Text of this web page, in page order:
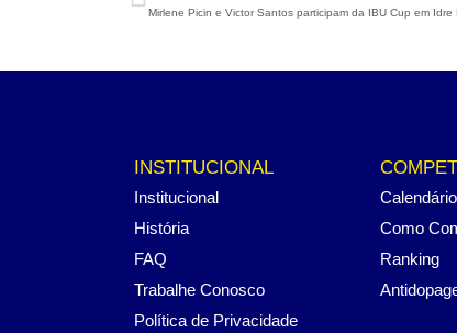
Mirlene Picin e Victor Santos participam da IBU Cup em Idre
INSTITUCIONAL
Institucional
História
FAQ
Trabalhe Conosco
Política de Privacidade
Calendário
Como
Ranking